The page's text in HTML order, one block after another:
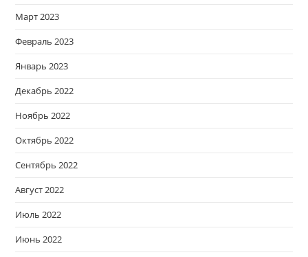
Март 2023
Февраль 2023
Январь 2023
Декабрь 2022
Ноябрь 2022
Октябрь 2022
Сентябрь 2022
Август 2022
Июль 2022
Июнь 2022